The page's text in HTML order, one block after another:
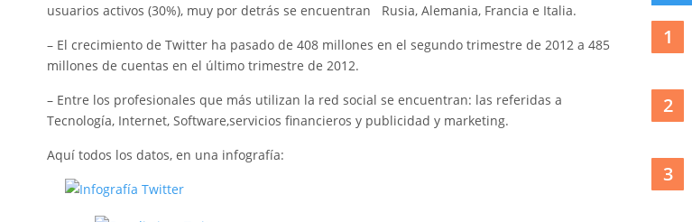
usuarios activos (30%), muy por detrás se encuentran Rusia, Alemania, Francia e Italia.
– El crecimiento de Twitter ha pasado de 408 millones en el segundo trimestre de 2012 a 485
millones de cuentas en el último trimestre de 2012.
– Entre los profesionales que más utilizan la red social se encuentran: las referidas a
Tecnología, Internet, Software,servicios financieros y publicidad y marketing.
Aquí todos los datos, en una infografía:
1
2
3